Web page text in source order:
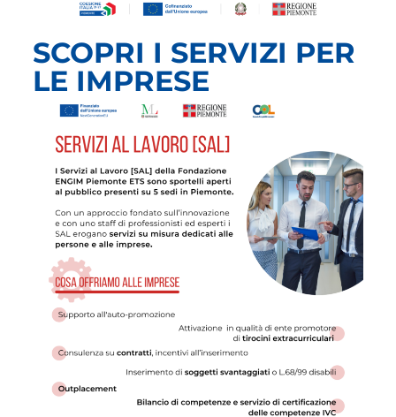
SCOPRI I SERVIZI PER
LE IMPRESE